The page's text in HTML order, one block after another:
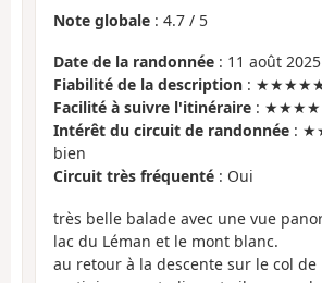
Note globale : 4.7 / 5
Date de la randonnée : 11 août 2025
Fiabilité de la description : ★★★★★
Facilité à suivre l'itinéraire :
Intérêt du circuit de randonnée :
bien
Circuit très fréquenté : Oui
très belle balade avec une vue
lac du Léman et le mont blanc.
au retour à la descente sur le col